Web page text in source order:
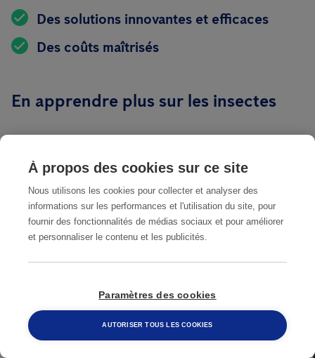
Des solutions innovantes et efficaces
Des coûts maîtrisés
En apprendre plus sur les insectes
À propos des cookies sur ce site
Nous utilisons les cookies pour collecter et analyser des
informations sur les performances et l'utilisation du site, pour
fournir des fonctionnalités de médias sociaux et pour améliorer
et personnaliser le contenu et les publicités.
Paramètres des cookies
AUTORISER TOUS LES COOKIES